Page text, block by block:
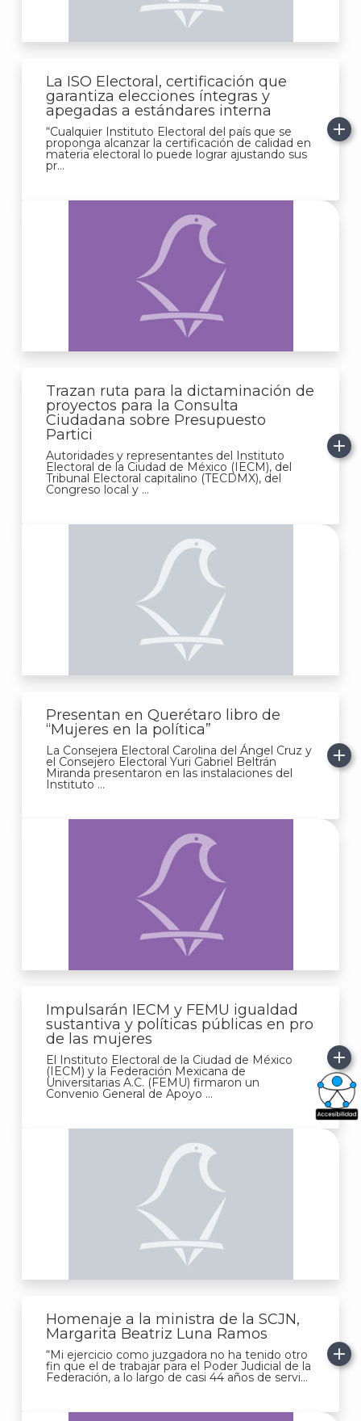
La ISO Electoral, certificación que
garantiza elecciones íntegras y
apegadas a estándares interna
“Cualquier Instituto Electoral del país que se
proponga alcanzar la certificación de calidad en
materia electoral lo puede lograr ajustando sus
pr...
Trazan ruta para la dictaminación de
proyectos para la Consulta
Ciudadana sobre Presupuesto
Partici
Autoridades y representantes del Instituto
Electoral de la Ciudad de México (IECM), del
Tribunal Electoral capitalino (TECDMX), del
Congreso local y ...
Presentan en Querétaro libro de
“Mujeres en la política”
La Consejera Electoral Carolina del Ángel Cruz y
el Consejero Electoral Yuri Gabriel Beltrán
Miranda presentaron en las instalaciones del
Instituto ...
Impulsarán IECM y FEMU igualdad
sustantiva y políticas públicas en pro
de las mujeres
El Instituto Electoral de la Ciudad de México
(IECM) y la Federación Mexicana de
Universitarias A.C. (FEMU) firmaron un
Convenio General de Apoyo ...
Homenaje a la ministra de la SCJN,
Margarita Beatriz Luna Ramos
“Mi ejercicio como juzgadora no ha tenido otro
fin que el de trabajar para el Poder Judicial de la
Federación, a lo largo de casi 44 años de servi...